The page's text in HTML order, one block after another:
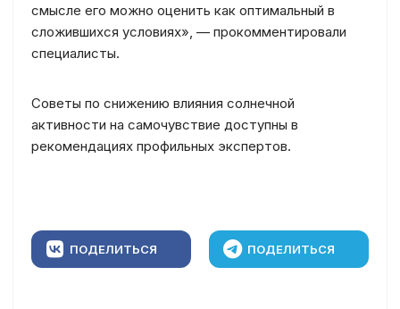
смысле его можно оценить как оптимальный в
сложившихся условиях», — прокомментировали
специалисты.
Советы по снижению влияния солнечной
активности на самочувствие доступны в
рекомендациях профильных экспертов.
ПОДЕЛИТЬСЯ ПОДЕЛИТЬСЯ